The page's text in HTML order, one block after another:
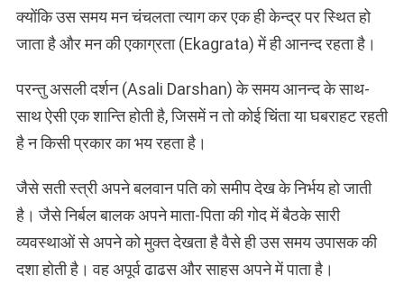
क्योंकि उस समय मन चंचलता त्याग कर एक ही केन्द्र पर स्थित हो
जाता है और मन की एकाग्रता (Ekagrata) में ही आनन्द रहता है।
परन्तु असली दर्शन (Asali Darshan) के समय आनन्द के साथ-
साथ ऐसी एक शान्ति होती है, जिसमें न तो कोई चिंता या घबराहट रहती
है न किसी प्रकार का भय रहता है।
जैसे सती स्त्री अपने बलवान पति को समीप देख के निर्भय हो जाती
है। जैसे निर्बल बालक अपने माता-पिता की गोद में बैठके सारी
व्यवस्थाओं से अपने को मुक्त देखता है वैसे ही उस समय उपासक की
दशा होती है। वह अपूर्व ढाढस और साहस अपने में पाता है।